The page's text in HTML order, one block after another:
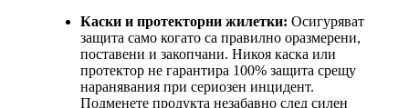
Каски и протекторни жилетки: Осигуряват
защита само когато са правилно оразмерени,
поставени и закопчани. Никоя каска или
протектор не гарантира 100% защита срещу
наранявания при сериозен инцидент.
Подменете продукта незабавно след силен